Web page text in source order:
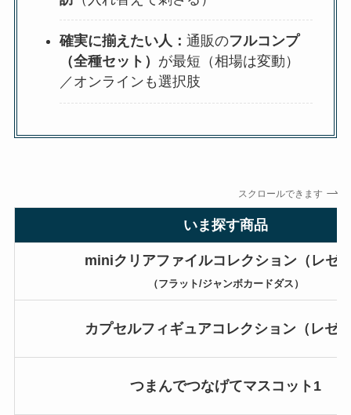
確実に揃えたい人： 通販のフルコンプ
（全種セット） が最短（相場は変動）
／オンラインも選択肢
スクロールできます
いま探す商品
miniクリアファイルコレクション（レゼ
（フラット/ジャンボカードダス）
カプセルフィギュアコレクション（レゼ
つまんでつなげてマスコット1